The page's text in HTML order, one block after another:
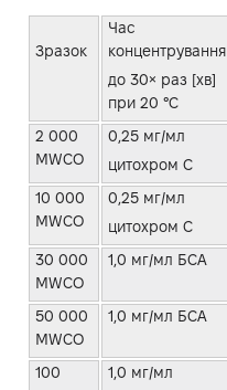
Зразок
Час
концентрування
до 30× раз [хв]
при 20 °C
2 000
MWCO
0,25 мг/мл
цитохром С
10 000
MWCO
0,25 мг/мл
цитохром C
30 000
MWCO
1,0 мг/мл БСА
50 000
MWCO
1,0 мг/мл БСА
100
1,0 мг/мл